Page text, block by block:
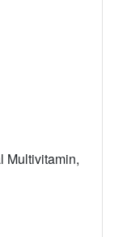
Multivitamin,